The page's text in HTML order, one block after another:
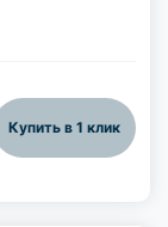
Купить в 1 клик